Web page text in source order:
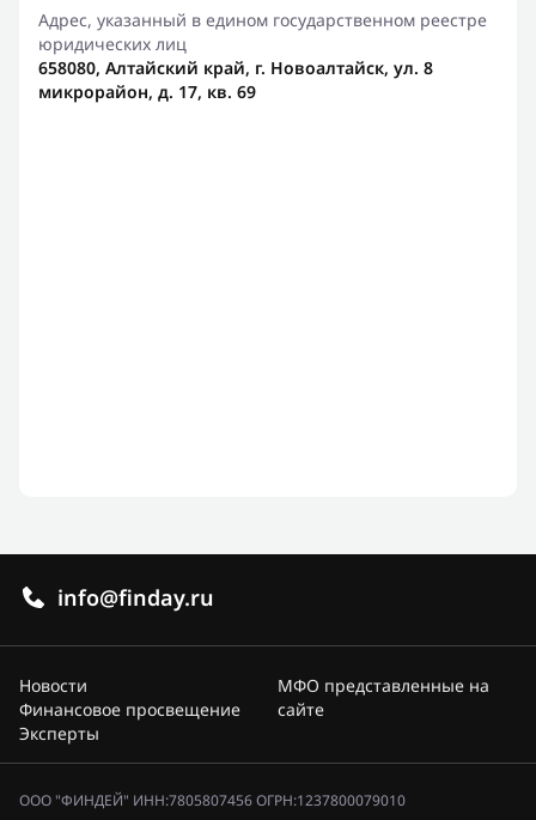
Адрес, указанный в едином государственном реестре
юридических лиц
658080, Алтайский край, г. Новоалтайск, ул. 8
микрорайон, д. 17, кв. 69
info@finday.ru
Новости
Финансовое просвещение
Эксперты
МФО представленные на
сайте
ООО "ФИНДЕЙ" ИНН:7805807456 ОГРН:1237800079010